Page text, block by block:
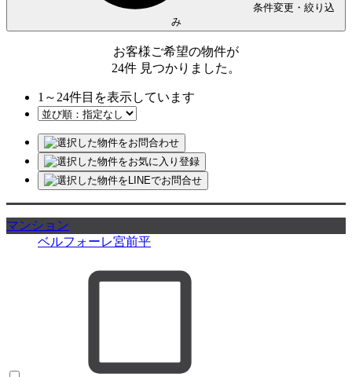
条件変更・絞り込
み
お客様ご希望の物件が
24件 見つかりました。
1 ～ 24件目を表示しています
マンション
ベルフォーレ宮前平